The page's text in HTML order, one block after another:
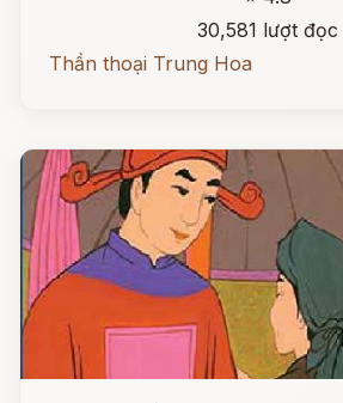
30,581 lượt đọc
Thần thoại Trung Hoa